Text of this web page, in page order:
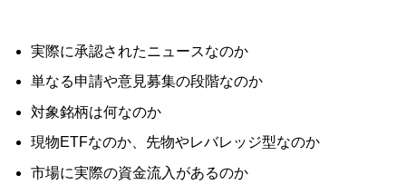
実際に承認されたニュースなのか
単なる申請や意見募集の段階なのか
対象銘柄は何なのか
現物ETFなのか、先物やレバレッジ型なのか
市場に実際の資金流入があるのか